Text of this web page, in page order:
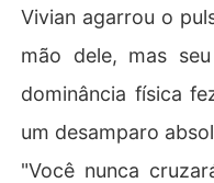
Vivian agarrou o
mão dele, mas
dominância física
um desamparo
"Você nunca